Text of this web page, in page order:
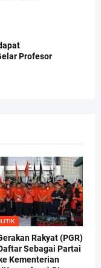
Profesor
Rakyat (PGR)
Sebagai Partai
Kementerian